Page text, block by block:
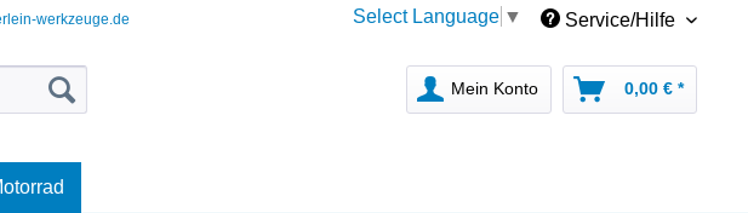
werkzeuge.de Select Language ▼ Service/Hilfe
Mein Konto 0,00 € *